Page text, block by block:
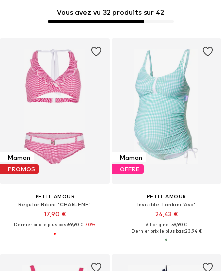
Vous avez vu 32 produits sur 42
Maman
PROMOS
PETIT AMOUR
Regular Bikini 'CHARLENE'
17,90 €
Dernier prix le plus bas :59,90 €-70%
Maman
OFFRE
PETIT AMOUR
Invisible Tankini 'Ava'
24,43 €
À l'origine : 59,90 €
Dernier prix le plus bas :23,94 €